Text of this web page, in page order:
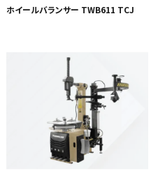
ホイールバランサー TWB611 TCJ